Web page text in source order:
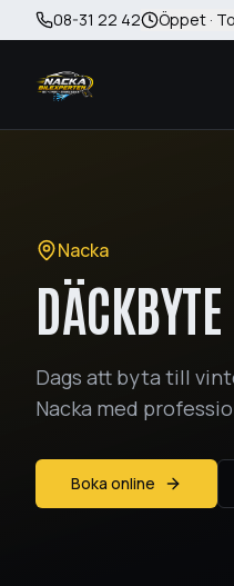
Hoppa till huvudinnehåll
08-31 22 42 Öppet ·
Nacka
Dags att byta till
Nacka med
Boka online